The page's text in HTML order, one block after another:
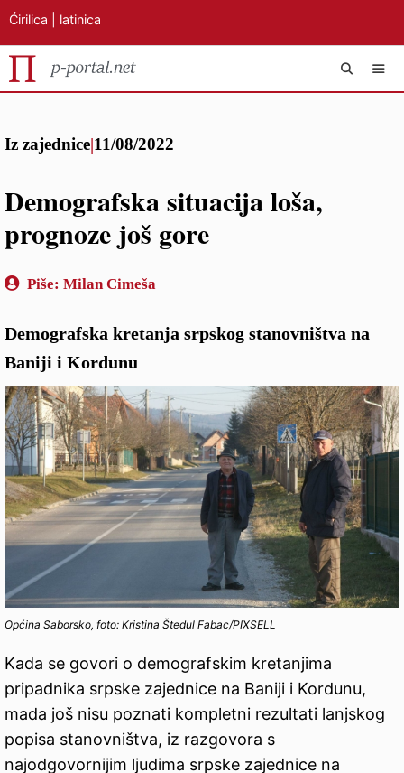
sadržaj
Ćirilica latinica
Iz zajednice|11/08/2022
Demografska situacija loša,
prognoze još gore
Piše: Milan Cimeša
Demografska kretanja srpskog stanovništva na
Baniji i Kordunu
Općina Saborsko, foto: Kristina Štedul Fabac/PIXSELL
Kada se govori o demografskim kretanjima
pripadnika srpske zajednice na Baniji i Kordunu,
mada još nisu poznati kompletni rezultati lanjskog
popisa stanovništva, iz razgovora s
najodgovornijim ljudima srpske zajednice na